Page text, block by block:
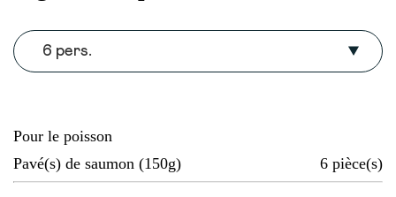
6 pers.
Pour le poisson
Pavé(s) de saumon (150g)
6 pièce(s)